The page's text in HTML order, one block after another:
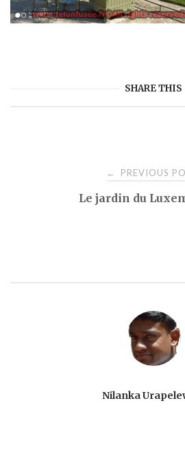
SHARE THIS
navigation
← PREVIOUS
Le jardin du
Nilanka